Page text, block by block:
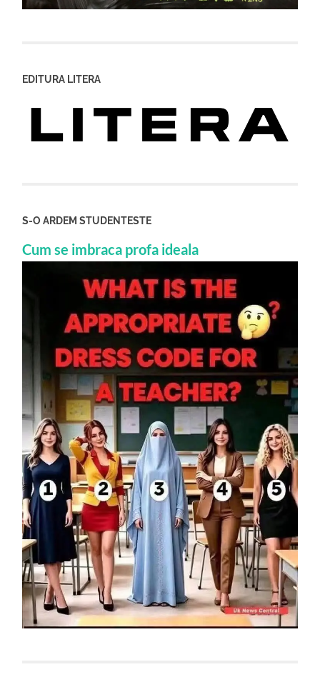
EDITURA LITERA
S-O ARDEM STUDENTESTE
Cum se imbraca profa ideala